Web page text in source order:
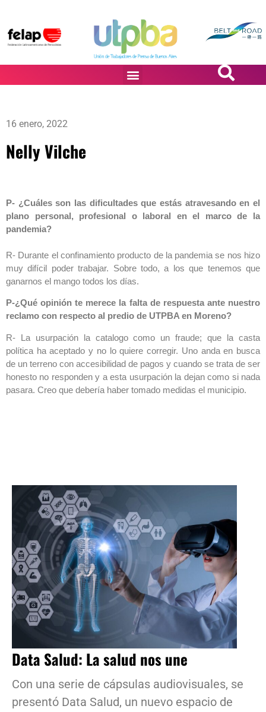
16 enero, 2022
Nelly Vilche
P- ¿Cuáles son las dificultades que estás atravesando en el
plano personal, profesional o laboral en el marco de la
pandemia?
R- Durante el confinamiento producto de la pandemia se nos hizo
muy difícil poder trabajar. Sobre todo, a los que tenemos que
ganarnos el mango todos los días.
P-¿Qué opinión te merece la falta de respuesta ante nuestro
reclamo con respecto al predio de UTPBA en Moreno?
R- La usurpación la catalogo como un fraude; que la casta
política ha aceptado y no lo quiere corregir. Uno anda en busca
de un terreno con accesibilidad de pagos y cuando se trata de ser
honesto no responden y a esta usurpación la dejan como si nada
pasara. Creo que debería haber tomado medidas el municipio.
Data Salud: La salud nos une
Con una serie de cápsulas audiovisuales, se
presentó Data Salud, un nuevo espacio de